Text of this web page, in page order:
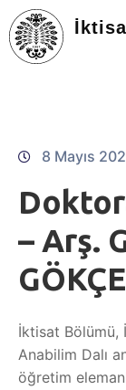
KIŞILER
LISANS
ARAŞTIRMA
TOPLUMA KATKI
ADAY
STAJ
8 Mayıs
– Arş.
GÖKÇE
İktisat Bölümü,
Anabilim Dalı
öğretim